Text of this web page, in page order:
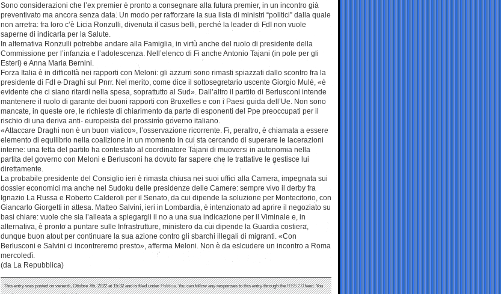
Sono considerazioni che l’ex premier è pronto a consegnare alla futura premier, in un incontro già
preventivato ma ancora senza data. Un modo per rafforzare la sua lista di ministri “politici” dalla quale
non arretra: fra loro c’è Licia Ronzulli, divenuta il casus belli, perché la leader di FdI non vuole
saperne di indicarla per la Salute.
In alternativa Ronzulli potrebbe andare alla Famiglia, in virtù anche del ruolo di presidente della
Commissione per l’infanzia e l’adolescenza. Nell’elenco di Fi anche Antonio Tajani (in pole per gli
Esteri) e Anna Maria Bernini.
Forza Italia è in difficoltà nei rapporti con Meloni: gli azzurri sono rimasti spiazzati dallo scontro fra la
presidente di FdI e Draghi sul Pnrr. Nel merito, come dice il sottosegretario uscente Giorgio Mulé, «è
evidente che ci siano ritardi nella spesa, soprattutto al Sud». Dall’altro il partito di Berlusconi intende
mantenere il ruolo di garante dei buoni rapporti con Bruxelles e con i Paesi guida dell’Ue. Non sono
mancate, in queste ore, le richieste di chiarimento da parte di esponenti del Ppe preoccupati per il
rischio di una deriva anti- europeista del prossimo governo italiano.
«Attaccare Draghi non è un buon viatico», l’osservazione ricorrente. Fi, peraltro, è chiamata a essere
elemento di equilibrio nella coalizione in un momento in cui sta cercando di superare le lacerazioni
interne: una fetta del partito ha contestato al coordinatore Tajani di muoversi in autonomia nella
partita del governo con Meloni e Berlusconi ha dovuto far sapere che le trattative le gestisce lui
direttamente.
La probabile presidente del Consiglio ieri è rimasta chiusa nei suoi uffici alla Camera, impegnata sui
dossier economici ma anche nel Sudoku delle presidenze delle Camere: sempre vivo il derby fra
Ignazio La Russa e Roberto Calderoli per il Senato, da cui dipende la soluzione per Montecitorio, con
Giancarlo Giorgetti in attesa. Matteo Salvini, ieri in Lombardia, è intenzionato ad aprire il negoziato su
basi chiare: vuole che sia l’alleata a spiegargli il no a una sua indicazione per il Viminale e, in
alternativa, è pronto a puntare sulle Infrastrutture, ministero da cui dipende la Guardia costiera,
dunque buon atout per continuare la sua azione contro gli sbarchi illegali di migranti. «Con
Berlusconi e Salvini ci incontreremo presto», afferma Meloni. Non è da eslcudere un incontro a Roma
mercoledì.
(da La Repubblica)
This entry was posted on venerdì, Ottobre 7th, 2022 at 15:32 and is filed underPolitica. You can follow any responses to this entry through theRSS 2.0feed. You